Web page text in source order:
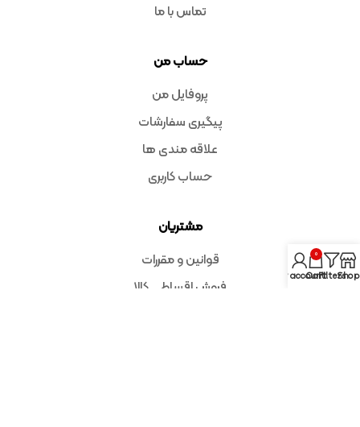
تماس با ما
حساب من
پروفایل من
پیگیری سفارشات
علاقه مندی ها
حساب کاربری
مشتریان
قوانین و مقررات
فروش اقساطی کالا
Shop
Filters
0
Cart
My account